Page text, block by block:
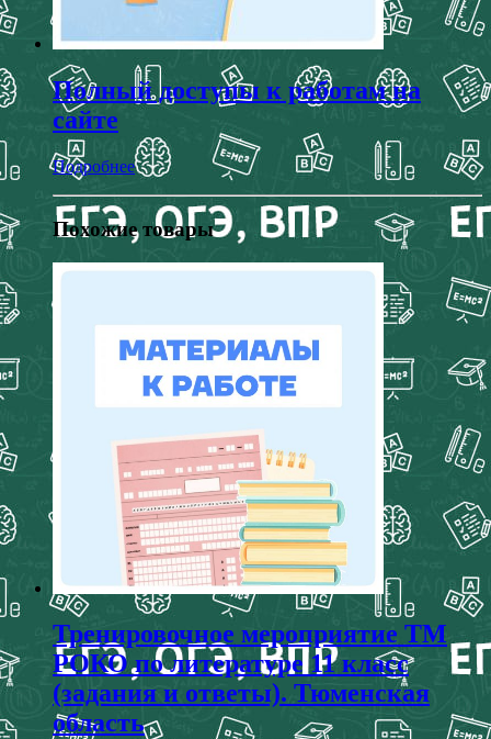
Полный доступы к работам на
сайте
Подробнее
Похожие товары
Тренировочное мероприятие ТМ
РОКО по литературе 11 класс
(задания и ответы). Тюменская
область